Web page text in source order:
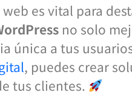
es vital para
no solo
única a tus
, puedes crear
tus clientes.